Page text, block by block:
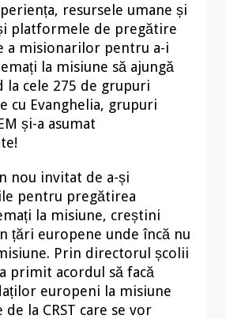
resursele umane și
platformele de pregătire
a misionarilor pentru a-i
la misiune să ajungă
la cele 275 de grupuri
cu Evanghelia, grupuri
și-a asumat
nou invitat de a-și
pentru pregătirea
la misiune, creștini
țări europene unde încă nu
Prin directorul școlii
primit acordul să facă
europeni la misiune
la CRST care se vor